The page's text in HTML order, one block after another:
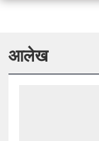
आलेख